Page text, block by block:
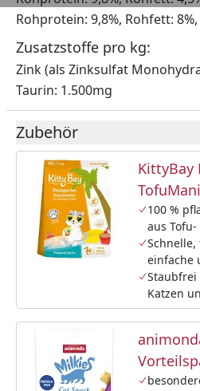
Rohprotein: 9,8%, Rohfett:
Zusatzstoffe pro kg:
Zink (als Zinksulfat
Taurin: 1.500mg
Zubehör
KittyBay
100 %
aus
einfache
Staubfrei
Katzen